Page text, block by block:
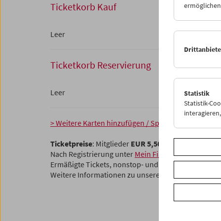
Ticketkorb Kauf
Leer
Ticketkorb Reservierung
Leer
> Weitere Karten hinzufügen / Spielplan
Ticketpreise: Mitglieder EUR 5,50
Nach Registrierung unter Mein Filmmuseum
Ermäßigte Tickets, nonstop- und weitere
Weitere Informationen zu unseren Tickets und
Statistik
Statistik-